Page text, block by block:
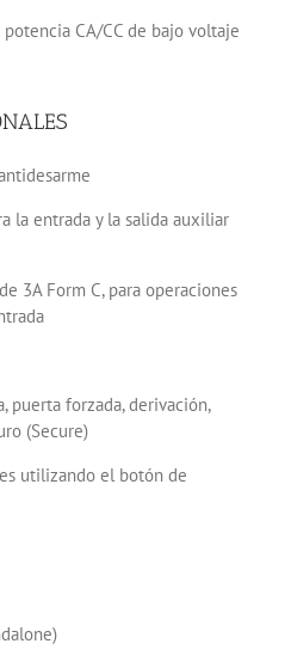
CA/CC de bajo voltaje
la entrada y la salida auxiliar
3A Form C, para operaciones
puerta forzada, derivación,
(Secure)
utilizando el botón de